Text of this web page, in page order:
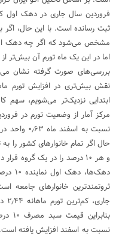
فروردین سال جاری در دهک اول
مشخص می‌شود که اگر چه دهک اول
اما در این یک ماه تورم آن بیش‌تر
بررسی‌های صورت گرفته نشان
نقش بیش‌تری در افزایش تورم
ابتدایی نزدیک‌تر می‌شویم، سهم
حال اگر تمام خانوارهای کشور را
و هر ۱۰ درصد را در یک
ثروتمندترین خانوارهای
نسبت به اسفند افزایش یافته